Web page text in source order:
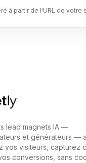
à partir de l'URL de votre
lead magnets IA —
et générateurs —
vos visiteurs, capturez
conversions, sans